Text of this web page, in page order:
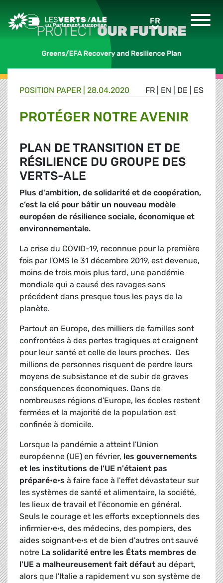
Greens/EFA Home FR
FR EN DE ES
POSITION PAPER | 28.04.2020
PROTÉGER NOTRE AVENIR
PLAN DE TRANSITION ET DE
RÉSILIENCE DU GROUPE DES
VERTS-ALE
Plus d'ambition, de solidarité et de coopération,
c’est la clé pour bâtir un nouveau modèle
européen de résilience sociale, économique et
environnementale.
La crise du COVID-19, reconnue pour la première
fois par l'OMS le 31 décembre 2019, est devenue,
moins de trois mois plus tard, une pandémie
mondiale qui a causé des ravages sans
précédent dans presque tous les pays de la
planète.
Partout en Europe, des milliers de familles sont
confrontées à des pertes tragiques et craignent
pour leur santé et celle de leurs proches. Des
millions de personnes risquent de perdre leurs
moyens de subsistance et de subir de graves
conséquences économiques. Dans de
nombreuses régions d'Europe, les écoles restent
fermées et la majorité de la population est
confinée à domicile.
Lorsque la pandémie a atteint l'Union
européenne (UE) en février, les gouvernements
et les institutions de l'UE n'étaient pas
préparé•e•s à faire face à l'effet dévastateur sur
les systèmes de santé et alimentaire, la société,
les lieux de travail et l'économie en général.
Seuls le courage et les efforts exceptionnels des
infirmier·e·s, des médecins, des pompiers, des
aides soignant·e·s et de bien d'autres ont sauvé
notre La solidarité entre les États membres de
l'UE a malheureusement fait défaut au départ,
alors que l'Italie a rapidement vu son système de